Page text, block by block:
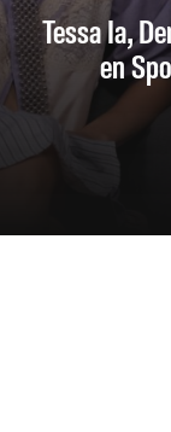
Tessa Ia,
en